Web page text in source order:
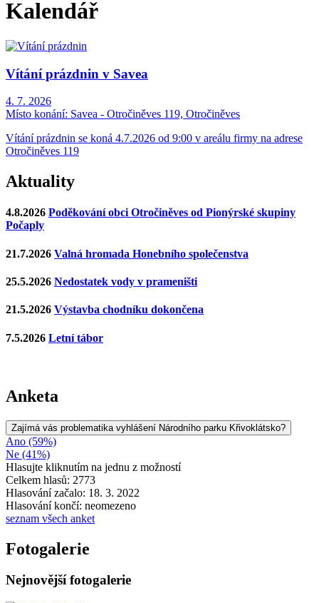
Kalendář
Vítání prázdnin v Savea
4. 7. 2026
Místo konání: Savea - Otročiněves 119, Otročiněves
Vítání prázdnin se koná 4.7.2026 od 9:00 v areálu firmy na adrese
Otročiněves 119
Aktuality
4.8.2026 Poděkování obci Otročiněves od Pionýrské skupiny
Počaply
21.7.2026 Valná hromada Honebního společenstva
25.5.2026 Nedostatek vody v prameništi
21.5.2026 Výstavba chodníku dokončena
7.5.2026 Letní tábor
Anketa
Zajímá vás problematika vyhlášení Národního parku Křivoklátsko?
Ano (59%)
Ne (41%)
Hlasujte kliknutím na jednu z možností
Celkem hlasů: 2773
Hlasování začalo: 18. 3. 2022
Hlasování končí: neomezeno
seznam všech anket
Fotogalerie
Nejnovější fotogalerie